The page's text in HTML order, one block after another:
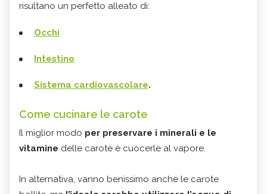
risultano un perfetto alleato di:
Occhi
Intestino
Sistema cardiovascolare.
Come cucinare le carote
Il miglior modo per preservare i minerali e le
vitamine delle carote è cuocerle al vapore.
In alternativa, vanno benissimo anche le carote